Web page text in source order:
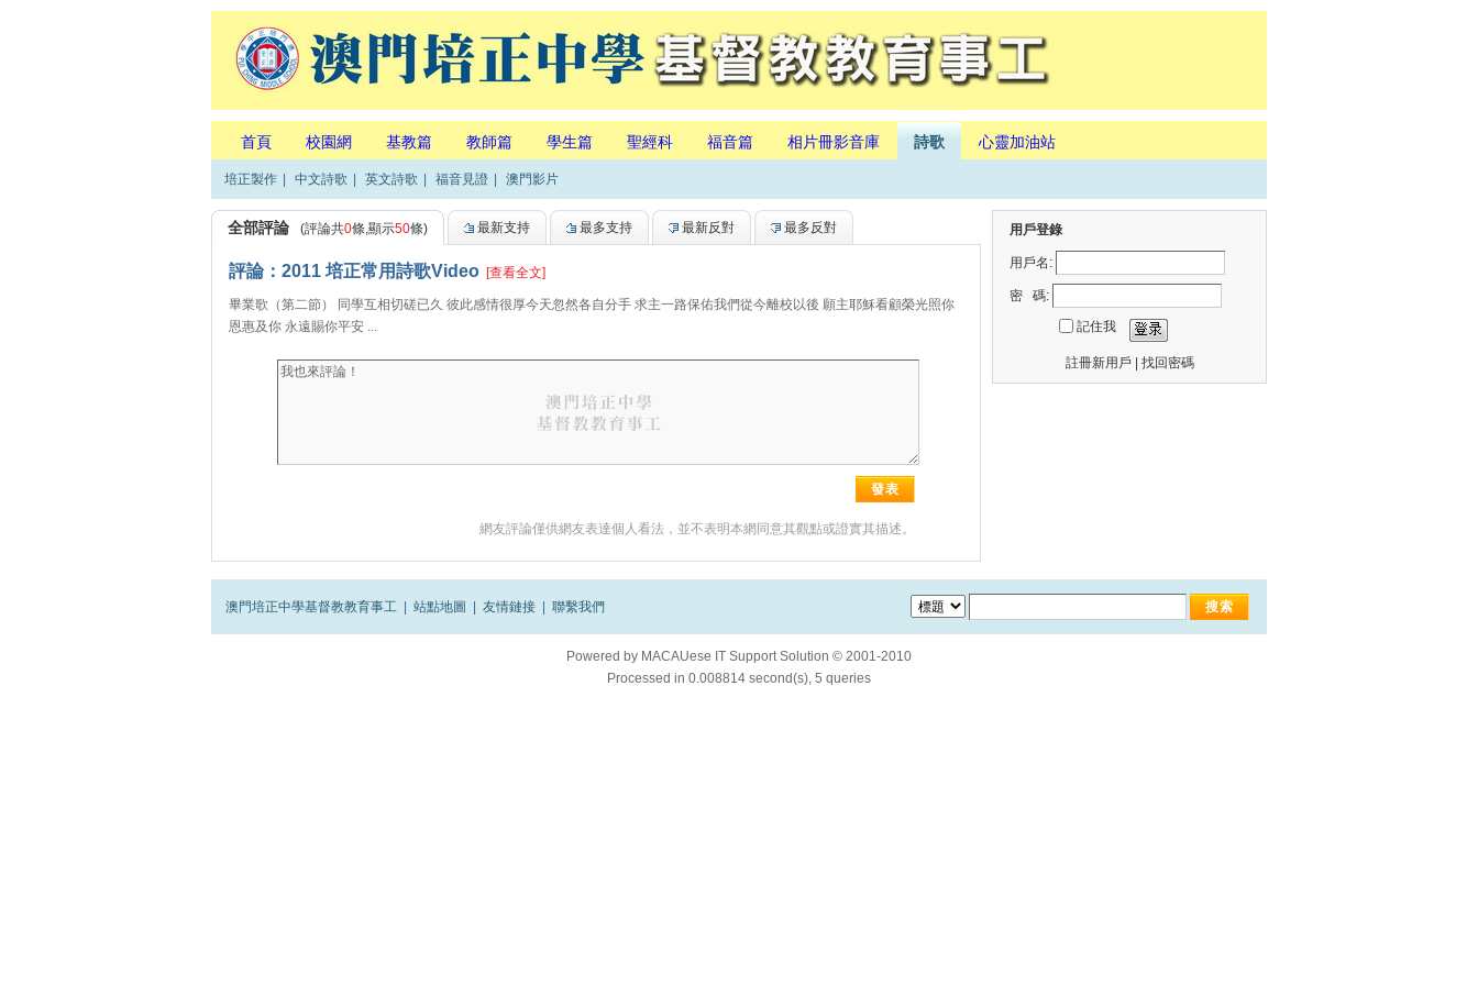
首頁 校園網 基教篇 教師篇 學生篇 聖經科 福音篇 相片冊影音庫 詩歌 心靈加油站
培正製作 中文詩歌 英文詩歌 福音見證 澳門影片
全部評論 (評論共0條,顯示50條) 最新支持 最多支持 最新反對 最多反對
評論：2011 培正常用詩歌Video [查看全文]
畢業歌（第二節） 同學互相切磋已久 彼此感情很厚今天忽然各自分手 求主一路保佑我們從今離校以後 願主耶穌看顧榮光照你
恩惠及你 永遠賜你平安 ...
網友評論僅供網友表達個人看法，並不表明本網同意其觀點或證實其描述。
用戶登錄
用戶名:
密 碼:
記住我
註冊新用戶 找回密碼
澳門培正中學基督教教育事工 站點地圖 友情鏈接 聯繫我們
Powered by MACAUese IT Support Solution © 2001-2010
Processed in 0.008814 second(s), 5 queries